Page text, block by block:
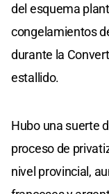
del esquema
congelamientos
durante la
estallido.
Hubo una suerte
proceso de
nivel provincial,